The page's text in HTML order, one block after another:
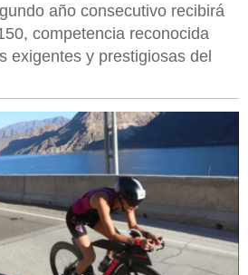
año consecutivo recibirá
competencia reconocida
exigentes y prestigiosas del